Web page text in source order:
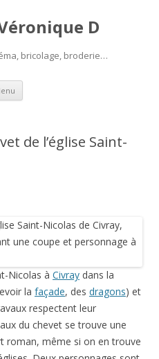
D
bricolage, broderie…
Aller
contenu
de l’église Saint-
Nicolas à Civray dans la
la façade, des dragons) et
respectent leur
du chevet se trouve une
roman, même si on en trouve